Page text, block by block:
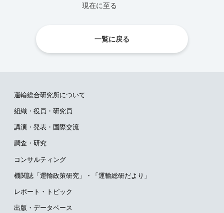
現在に至る
一覧に戻る
運輸総合研究所について
組織・役員・研究員
講演・発表・国際交流
調査・研究
コンサルティング
機関誌「運輸政策研究」・ 「運輸総研だより」
レポート・トピック
出版・データベース